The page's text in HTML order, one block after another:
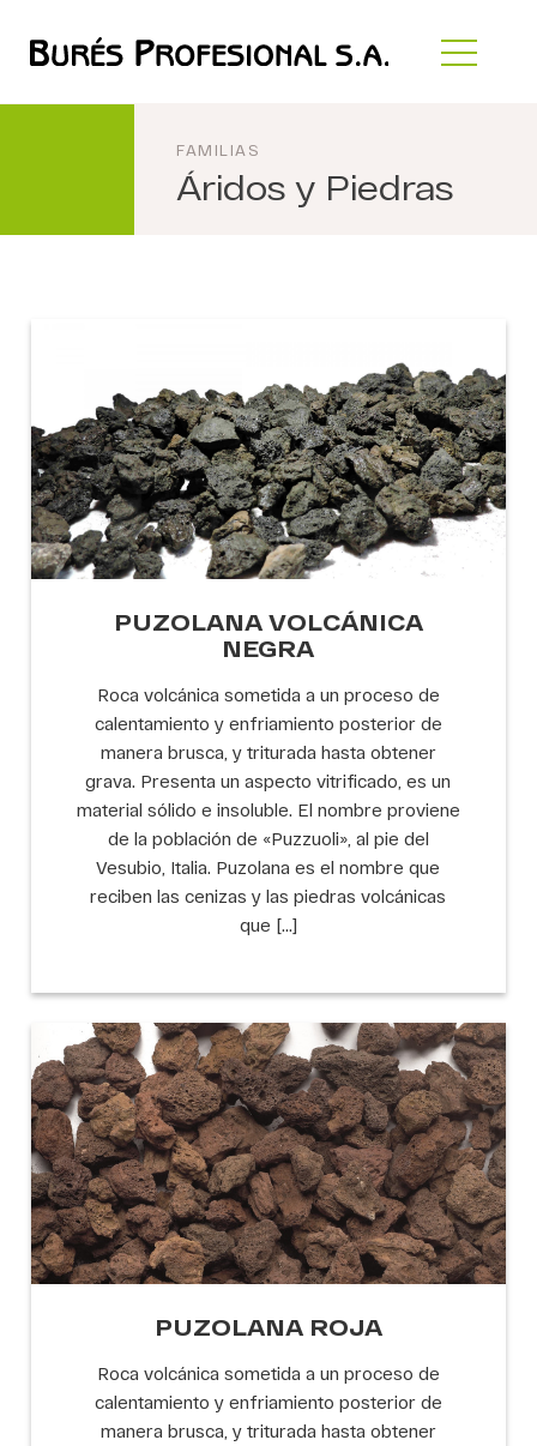
FAMILIAS
Áridos y Piedras
PUZOLANA VOLCÁNICA
NEGRA
Roca volcánica sometida a un proceso de
calentamiento y enfriamiento posterior de
manera brusca, y triturada hasta obtener
grava. Presenta un aspecto vitrificado, es un
material sólido e insoluble. El nombre proviene
de la población de «Puzzuoli», al pie del
Vesubio, Italia. Puzolana es el nombre que
reciben las cenizas y las piedras volcánicas
que […]
PUZOLANA ROJA
Roca volcánica sometida a un proceso de
calentamiento y enfriamiento posterior de
manera brusca, y triturada hasta obtener